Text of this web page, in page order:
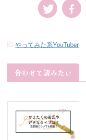
-やってみた系YouTuber
合わせて読みたい